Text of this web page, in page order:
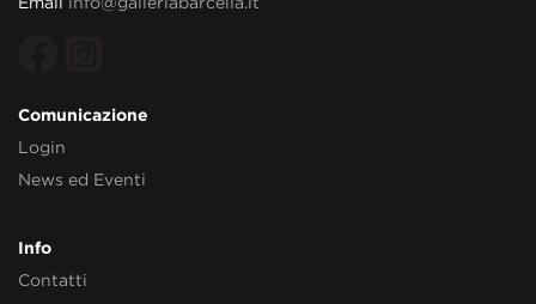
Comunicazione
Login
News ed Eventi
Info
Contatti